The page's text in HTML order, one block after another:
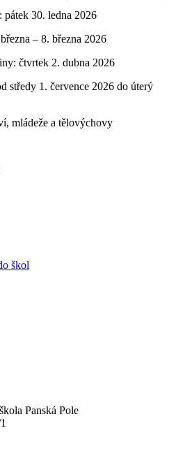
30. ledna 2026
– 8. března 2026
čtvrtek 2. dubna 2026
středy 1. července 2026 do úterý
mládeže a tělovýchovy
škol
Panská Pole